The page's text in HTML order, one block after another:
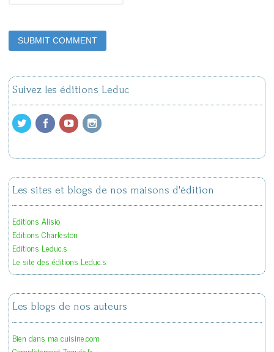
Suivez les éditions Leduc
Les sites et blogs de nos maisons d'édition
Editions Alisio
Editions Charleston
Editions Leduc.s
Le site des éditions Leduc.s
Les blogs de nos auteurs
Bien dans ma cuisine.com